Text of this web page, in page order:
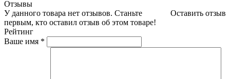
Отзывы
Оставить отзыв
У данного товара нет отзывов. Станьте
первым, кто оставил отзыв об этом товаре!
Рейтинг
Ваше имя *